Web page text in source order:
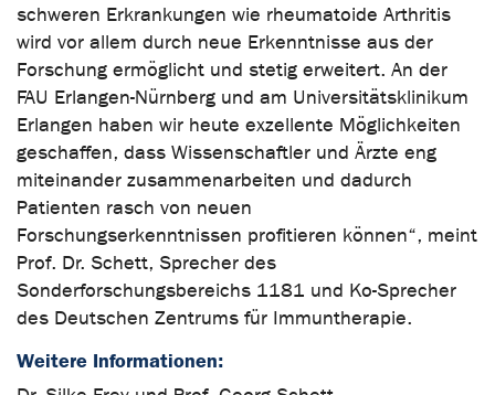
schweren Erkrankungen wie rheumatoide Arthritis
wird vor allem durch neue Erkenntnisse aus der
Forschung ermöglicht und stetig erweitert. An der
FAU Erlangen-Nürnberg und am Universitätsklinikum
Erlangen haben wir heute exzellente Möglichkeiten
geschaffen, dass Wissenschaftler und Ärzte eng
miteinander zusammenarbeiten und dadurch
Patienten rasch von neuen
Forschungserkenntnissen profitieren können“, meint
Prof. Dr. Schett, Sprecher des
Sonderforschungsbereichs 1181 und Ko-Sprecher
des Deutschen Zentrums für Immuntherapie.
Weitere Informationen: